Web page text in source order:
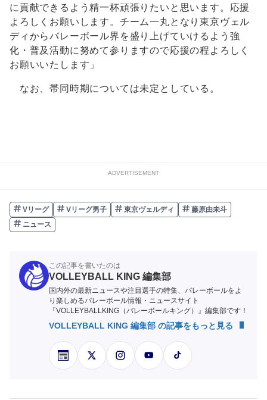
に貢献できるよう精一杯頑張りたいと思います。応援
よろしくお願いします。チーム一丸となり東京ヴェル
ディからバレーボール界を盛り上げていけるよう強
化・普及活動に努めて参りますので応援の程よろしく
お願いいたします」
なお、帯同時期については未定としている。
ADVERTISEMENT
Vリーグ Vリーグ男子 東京ヴェルディ
藤原由未斗
ニュース
この記事を書いたのは
VOLLEYBALL KING 編集部
国内外の最新ニュースや注目選手の特集、バレーボールをよ
り楽しめるバレーボール情報・ニュースサイト
『VOLLEYBALLKING（バレーボールキング）』編集部です！
VOLLEYBALL KING 編集部 の記事をもっと見る